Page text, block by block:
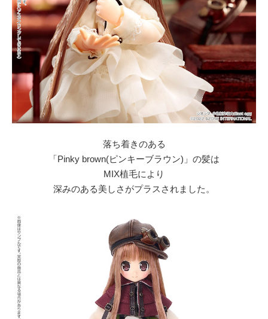
落ち着きのある
「Pinky brown(ピンキーブラウン)」の髪は
MIX植毛により
深みのある美しさがプラスされました。